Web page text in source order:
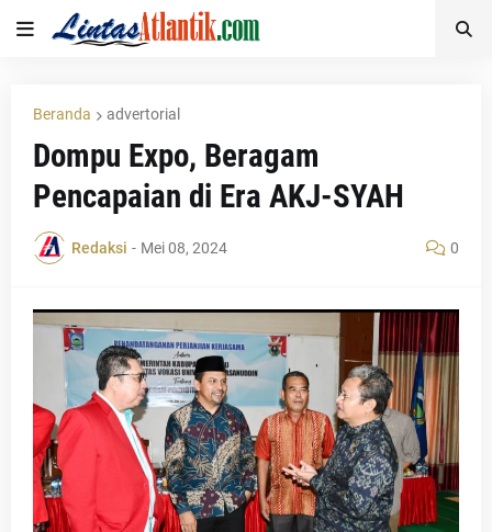
Beranda advertorial
Dompu Expo, Beragam
Pencapaian di Era AKJ-SYAH
Redaksi - Mei 08, 2024 0